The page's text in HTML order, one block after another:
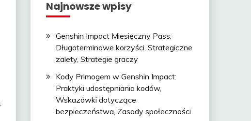
Najnowsze wpisy
Genshin Impact Miesięczny Pass:
Długoterminowe korzyści, Strategiczne
zalety, Strategie graczy
Kody Primogem w Genshin Impact:
Praktyki udostępniania kodów,
Wskazówki dotyczące
bezpieczeństwa, Zasady społeczności